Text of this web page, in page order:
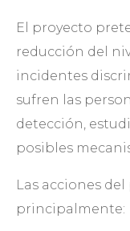
El proyecto
reducción del
incidentes
sufren las
detección,
posibles
Las acciones
principalmente: